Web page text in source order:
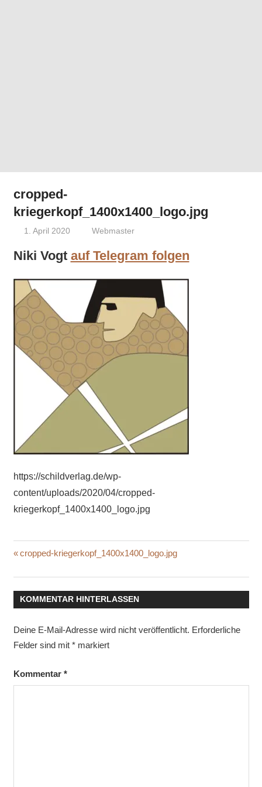
cropped-
kriegerkopf_1400x1400_logo.jpg
1. April 2020 Webmaster
Niki Vogt auf Telegram folgen
https://schildverlag.de/wp-
content/uploads/2020/04/cropped-
kriegerkopf_1400x1400_logo.jpg
Beitragsnavigation
Vorheriger
cropped-kriegerkopf_1400x1400_logo.jpg
KOMMENTAR HINTERLASSEN
Deine E-Mail-Adresse wird nicht veröffentlicht. Erforderliche
Felder sind mit *markiert
Kommentar *